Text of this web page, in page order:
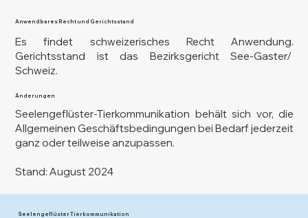
Stand: August 2024
Anwendbares Recht und Gerichtsstand
Es findet schweizerisches Recht Anwendung.
Gerichtsstand ist das Bezirksgericht See-Gaster/
Schweiz.
Änderungen
Seelengeflüster-Tierkommunikation behält sich vor, die
Allgemeinen Geschäftsbedingungen bei Bedarf jederzeit
ganz oder teilweise anzupassen.
Seelengeflüster Tierkommunikation